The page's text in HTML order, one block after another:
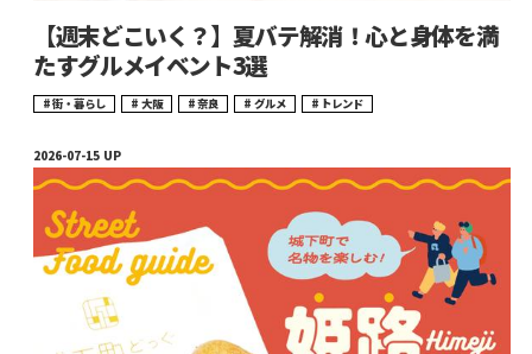
【週末どこいく？】夏バテ解消！心と身体を満
たすグルメイベント3選
街・暮らし 大阪 奈良 グルメ トレンド